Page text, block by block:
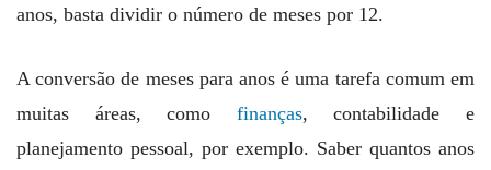
anos, basta dividir o número de meses por 12.
A conversão de meses para anos é uma tarefa comum em
muitas áreas, como finanças, contabilidade e
planejamento pessoal, por exemplo. Saber quantos anos